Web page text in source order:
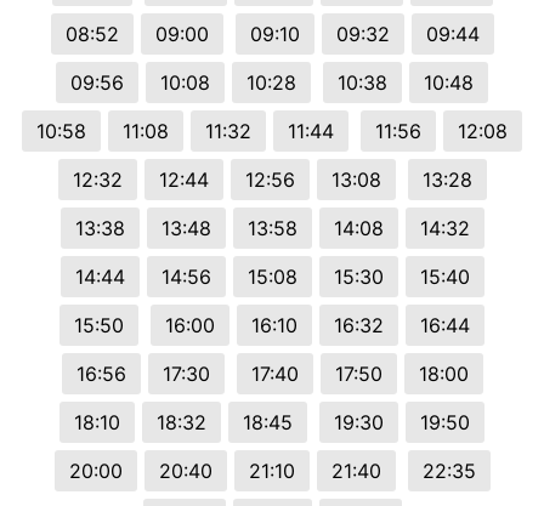
08:52 09:00 09:10 09:32
09:44
09:56
10:08 10:28 10:38
10:48
10:58
11:08 11:32 11:44 11:56
12:08
12:32
12:44 12:56 13:08
13:28
13:38
13:48 13:58 14:08
14:32
14:44
14:56 15:08 15:30
15:40
15:50
16:00 16:10 16:32
16:44
16:56
17:30 17:40 17:50
18:00
18:10
18:32 18:45 19:30
19:50
20:00
20:40 21:10 21:40
22:35